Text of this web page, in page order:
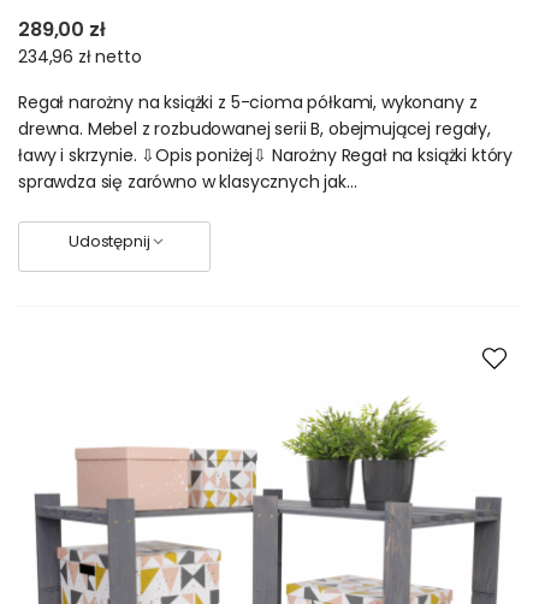
289,00 zł
234,96 złnetto
Regał narożny na książki z 5-cioma półkami, wykonany z
drewna. Mebel z rozbudowanej serii B, obejmującej regały,
ławy i skrzynie. ⇩Opis poniżej⇩ Narożny Regał na książki który
sprawdza się zarówno w klasycznych jak...
Udostępnij